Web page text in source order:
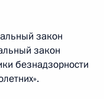
закон
закон
безнадзорности